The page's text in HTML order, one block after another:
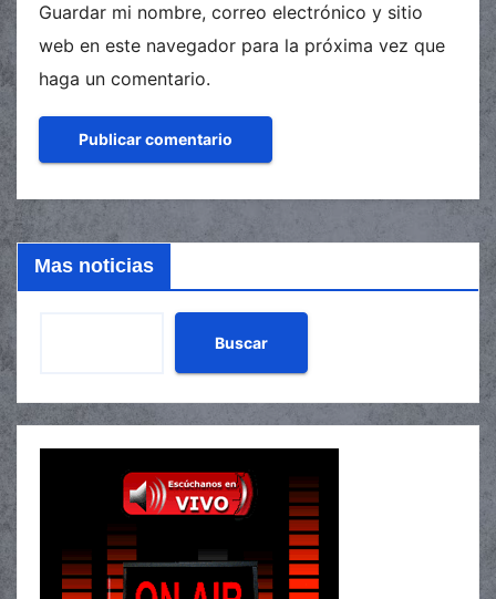
Guardar mi nombre, correo electrónico y sitio
web en este navegador para la próxima vez que
haga un comentario.
Mas noticias
Buscar